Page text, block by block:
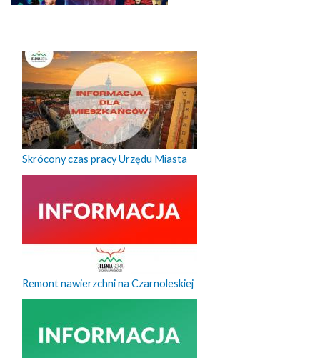
Skrócony czas pracy Urzędu Miasta
Remont nawierzchni na Czarnoleskiej